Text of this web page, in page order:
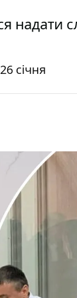
надати
січня